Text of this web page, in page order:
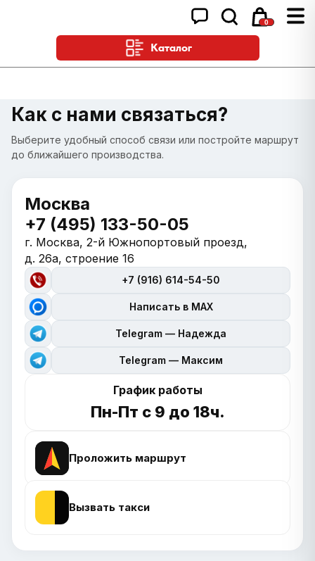
0
Каталог
Как с нами связаться?
Выберите удобный способ связи или постройте маршрут
до ближайшего производства.
Москва
+7 (495) 133-50-05
г. Москва, 2-й Южнопортовый проезд,
д. 26а, строение 16
+7 (916) 614-54-50
Написать в MAX
Telegram — Надежда
Telegram — Максим
График работы
Пн-Пт с 9 до 18ч.
Проложить маршрут
Вызвать такси